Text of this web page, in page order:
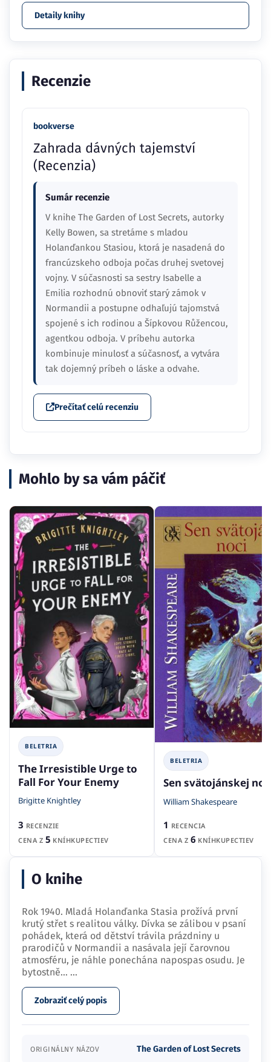
Detaily knihy
Recenzie
bookverse
Zahrada dávných tajemství
(Recenzia)
Sumár recenzie
V knihe The Garden of Lost Secrets, autorky
Kelly Bowen, sa stretáme s mladou
Holanďankou Stasiou, ktorá je nasadená do
francúzskeho odboja počas druhej svetovej
vojny. V súčasnosti sa sestry Isabelle a
Emilia rozhodnú obnoviť starý zámok v
Normandii a postupne odhaľujú tajomstvá
spojené s ich rodinou a Šípkovou Růžencou,
agentkou odboja. V príbehu autorka
kombinuje minulosť a súčasnosť, a vytvára
tak dojemný príbeh o láske a odvahe.
Prečítať celú recenziu
Mohlo by sa vám páčiť
BELETRIA
The Irresistible Urge to
Fall For Your Enemy
Brigitte Knightley
3 RECENZIE
CENA Z 5 KNÍHKUPECTIEV
BELETRIA
Sen svätojánskej
William Shakespeare
1 RECENCIA
CENA Z 6 KNÍHKUPECTIEV
O knihe
Rok 1940. Mladá Holanďanka Stasia prožívá první
krutý střet s realitou války. Dívka se zálibou v psaní
pohádek, která od dětství trávila prázdniny u
prarodičů v Normandii a nasávala její čarovnou
atmosféru, je náhle ponechána napospas osudu. Je
bytostně… ...
Zobraziť celý popis
ORIGINÁLNY NÁZOV The Garden of Lost Secrets